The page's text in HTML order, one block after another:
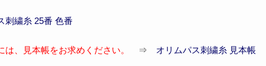
刺繍糸 25番 色番
、見本帳をお求めください。 ⇒ オリムパス刺繍糸 見本帳